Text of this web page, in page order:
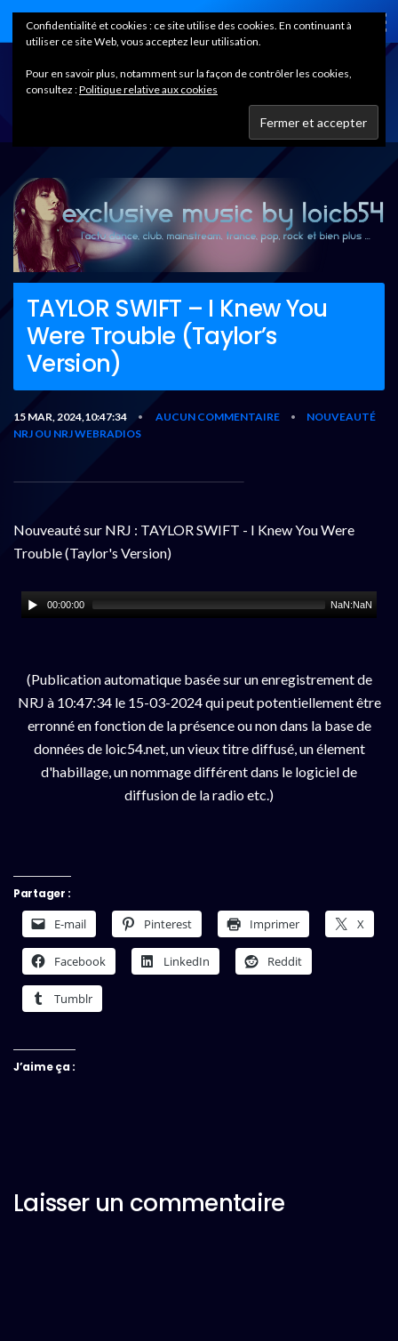
Home
TAYLOR SWIFT – I Knew You
Were Trouble (Taylor’s
Version)
15 MAR, 2024,10:47:34 • AUCUN COMMENTAIRE •
NOUVEAUTÉ
NRJ OU NRJ WEBRADIOS
Nouveauté sur NRJ : TAYLOR SWIFT - I Knew You Were
Trouble (Taylor's Version)
00:00:00 NaN:NaN
(Publication automatique basée sur un enregistrement de
NRJ à 10:47:34 le 15-03-2024 qui peut potentiellement être
erronné en fonction de la présence ou non dans la base de
données de loic54.net, un vieux titre diffusé, un élement
d'habillage, un nommage différent dans le logiciel de
diffusion de la radio etc.)
Partager :
E-mail Pinterest Imprimer X
Facebook LinkedIn Reddit
Tumblr
J’aime ça :
Laisser un commentaire
Confidentialité et cookies : ce site utilise des cookies. En continuant à
utiliser ce site Web, vous acceptez leur utilisation.
Pour en savoir plus, notamment sur la façon de contrôler les cookies,
consultez :Politique relative aux cookies